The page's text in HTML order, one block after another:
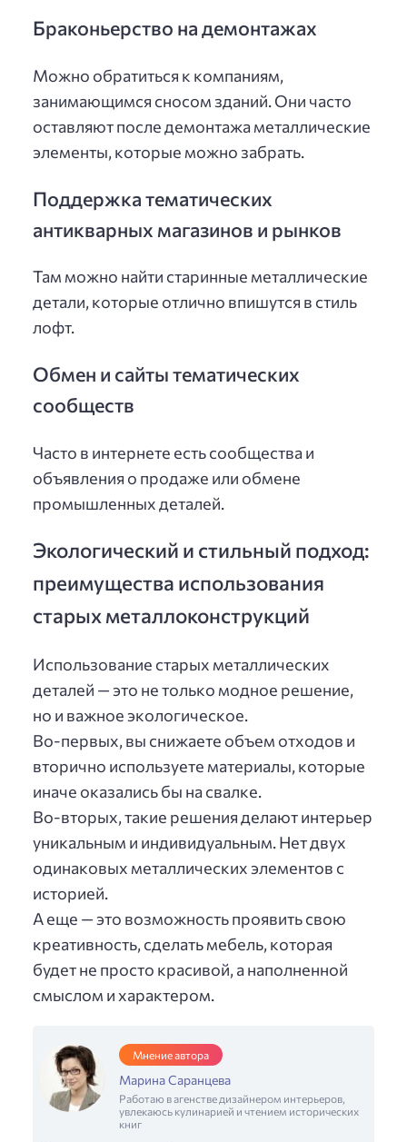
Браконьерство на демонтажах
Можно обратиться к компаниям,
занимающимся сносом зданий. Они часто
оставляют после демонтажа металлические
элементы, которые можно забрать.
Поддержка тематических
антикварных магазинов и рынков
Там можно найти старинные металлические
детали, которые отлично впишутся в стиль
лофт.
Обмен и сайты тематических
сообществ
Часто в интернете есть сообщества и
объявления о продаже или обмене
промышленных деталей.
Экологический и стильный подход:
преимущества использования
старых металлоконструкций
Использование старых металлических
деталей — это не только модное решение,
но и важное экологическое.
Во-первых, вы снижаете объем отходов и
вторично используете материалы, которые
иначе оказались бы на свалке.
Во-вторых, такие решения делают интерьер
уникальным и индивидуальным. Нет двух
одинаковых металлических элементов с
историей.
А еще — это возможность проявить свою
креативность, сделать мебель, которая
будет не просто красивой, а наполненной
смыслом и характером.
Мнение автора
Марина Саранцева
Работаю в агенстве дизайнером интерьеров,
увлекаюсь кулинарией и чтением исторических
книг